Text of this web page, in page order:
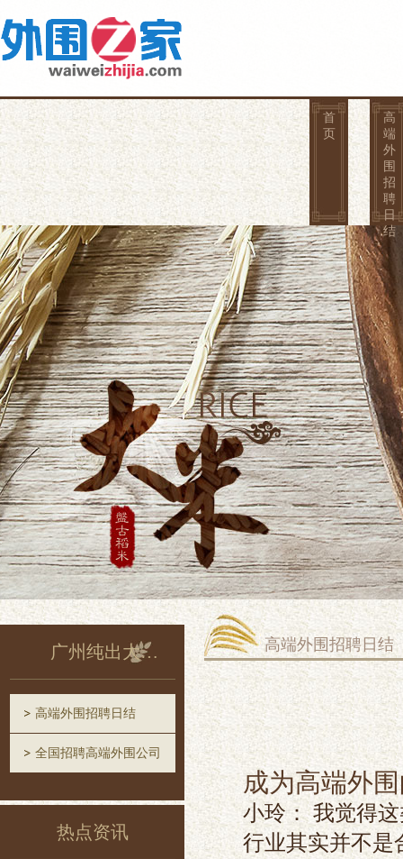
首
页
高
端
外
围
招
聘
日
结
广州纯出大圈招聘
高端外围招聘日结
全国招聘高端外围公司
热点资讯
高端外围招聘日结
成为高端外
小玲： 我觉得
行业其实并不是